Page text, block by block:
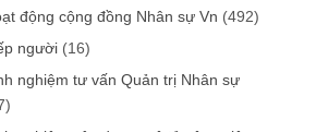
động cộng đồng Nhân sự Vn (492)
người (16)
nghiệm tư vấn Quản trị Nhân sự